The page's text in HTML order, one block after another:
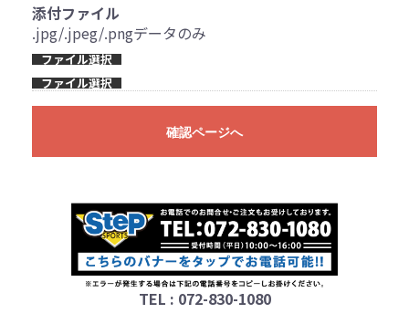
添付ファイル
.jpg/.jpeg/.pngデータのみ
ファイル選択
ファイル選択
確認ページへ
TEL : 072-830-1080